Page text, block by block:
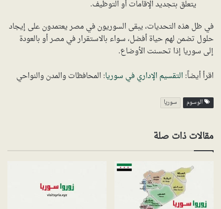
يتعلق بتجديد الإقامات أو التوظيف.
في ظل هذه التحديات، يبقى السوريون في مصر يعتمدون على إيجاد
حلول تضمن لهم حياة أفضل، سواء بالاستقرار في مصر أو بالعودة
إلى سوريا إذا تحسنت الأوضاع.
اقرأ أيضاً: التقسيم الإداري في سوريا: المحافظات والمدن والنواحي
الوسوم سوريا
مقالات ذات صلة